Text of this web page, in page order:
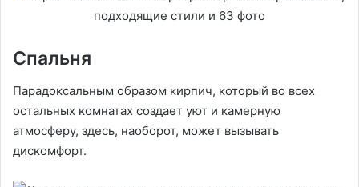
Спальня
Парадоксальным образом кирпич, который во всех
остальных комнатах создает уют и камерную
атмосферу, здесь, наоборот, может вызывать
дискомфорт.